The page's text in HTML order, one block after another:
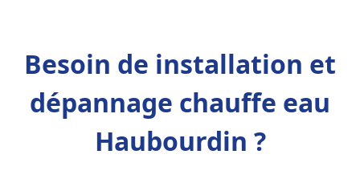
Besoin de installation et
dépannage chauffe eau
Haubourdin ?